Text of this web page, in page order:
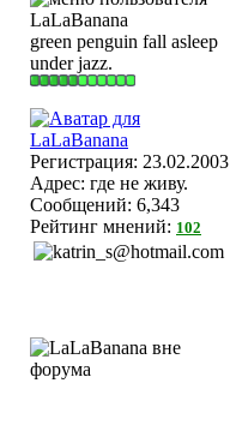
green penguin fall asleep
under jazz.
Регистрация: 23.02.2003
Адрес: где не живу.
Сообщений: 6,343
Рейтинг мнений: 102